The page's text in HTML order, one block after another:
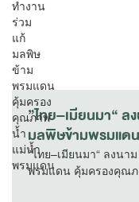
”ไทย–เมียนมา“ ล
มลพิษข้ามพรมแด
”ไทย–เมียนมา“ ลงน
พรมแดน คุ้มครองคุณ